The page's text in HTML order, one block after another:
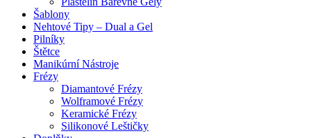
Šablony
Nehtové Tipy – Dual a Gel
Pilníky
Štětce
Manikúrní Nástroje
Frézy
Diamantové Frézy
Wolframové Frézy
Keramické Frézy
Silikonové Leštičky